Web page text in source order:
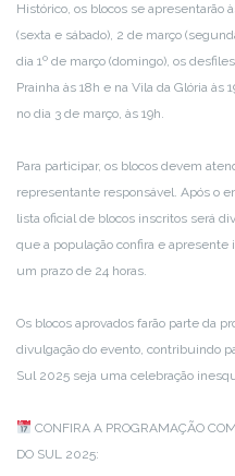
Histórico, os blocos se apresentarão
(sexta e sábado), 2 de março
dia 1º de março (domingo), os
Prainha às 18h e na Vila da Glória às
no dia 3 de março, às 19h.
Para participar, os blocos devem
representante responsável. Após o
lista oficial de blocos inscritos será
que a população confira e
um prazo de 24 horas.
Os blocos aprovados farão parte da
divulgação do evento, contribuindo
Sul 2025 seja uma celebração
CONFIRA A PROGRAMAÇÃO
DO SUL 2025: